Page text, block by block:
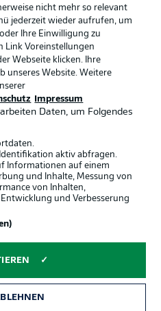
Kontakt
Impressum
Spieler
Gruppe GmbH
nicht mehr so relevant
jederzeit wieder aufrufen, um
Ihre Einwilligung zu
Link Voreinstellungen
Webseite klicken. Ihre
unseres Website. Weitere
Impressum
Daten, um Folgendes
aktiv abfragen.
Informationen auf einem
und Inhalte, Messung von
von Inhalten,
und Verbesserung